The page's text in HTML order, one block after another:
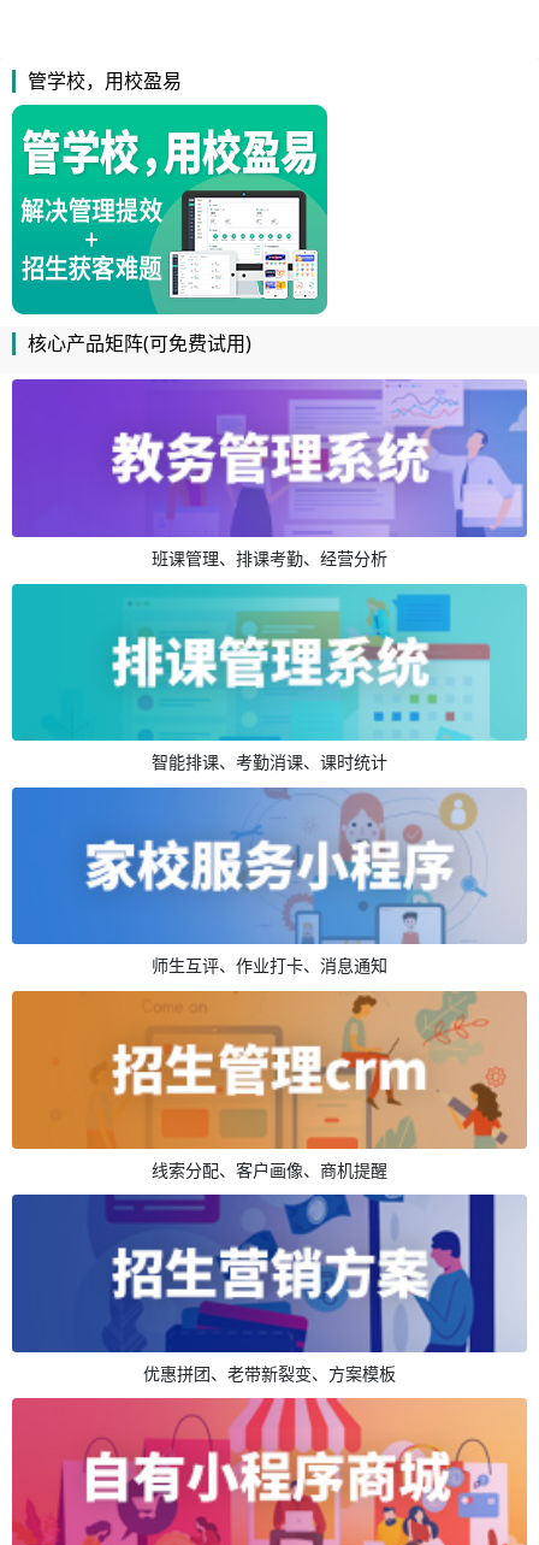
管学校，用校盈易
核心产品矩阵(可免费试用)
班课管理、排课考勤、经营分析
智能排课、考勤消课、课时统计
师生互评、作业打卡、消息通知
线索分配、客户画像、商机提醒
优惠拼团、老带新裂变、方案模板